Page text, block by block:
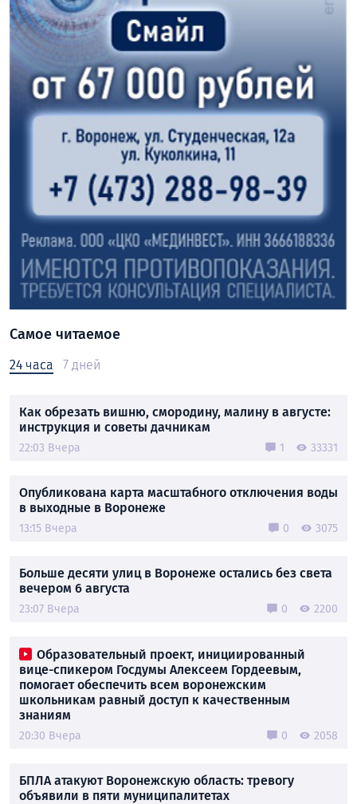
Самое читаемое
24 часа 7 дней
Как обрезать вишню, смородину, малину в августе:
инструкция и советы дачникам
22:03 Вчера 1 33331
Опубликована карта масштабного отключения воды
в выходные в Воронеже
13:15 Вчера 0 3075
Больше десяти улиц в Воронеже остались без света
вечером 6 августа
23:07 Вчера 0 2200
Образовательный проект, инициированный
вице-спикером Госдумы Алексеем Гордеевым,
помогает обеспечить всем воронежским
школьникам равный доступ к качественным
знаниям
20:30 Вчера 0 2058
БПЛА атакуют Воронежскую область: тревогу
объявили в пяти муниципалитетах